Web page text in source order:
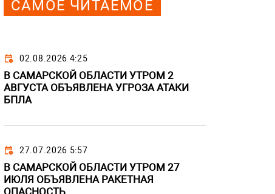
САМОЕ ЧИТАЕМОЕ
02.08.2026 4:25
В САМАРСКОЙ ОБЛАСТИ УТРОМ 2
АВГУСТА ОБЪЯВЛЕНА УГРОЗА АТАКИ
БПЛА
27.07.2026 5:57
В САМАРСКОЙ ОБЛАСТИ УТРОМ 27
ИЮЛЯ ОБЪЯВЛЕНА РАКЕТНАЯ